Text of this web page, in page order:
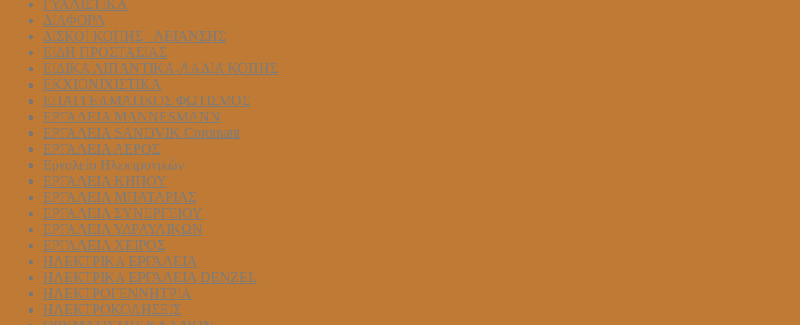
ΓΥΑΛΙΣΤΙΚΑ
ΔΙΑΦΟΡΑ
ΔΙΣΚΟΙ ΚΟΠΗΣ - ΛΕΙΑΝΣΗΣ
ΕΙΔΗ ΠΡΟΣΤΑΣΙΑΣ
ΕΙΔΙΚΑ ΛΙΠΑΝΤΙΚΑ-ΛΑΔΙΑ ΚΟΠΗΣ
ΕΚΧΙΟΝΙΧΙΣΤΙΚΑ
ΕΠΑΓΓΕΛΜΑΤΙΚΟΣ ΦΩΤΙΣΜΟΣ
ΕΡΓΑΛΕΙΑ MANNESMANN
ΕΡΓΑΛΕΙΑ SANDVIK Coromant
ΕΡΓΑΛΕΙΑ ΑΕΡΟΣ
Εργαλεία Ηλεκτρονικών
ΕΡΓΑΛΕΙΑ ΚΗΠΟΥ
ΕΡΓΑΛΕΙΑ ΜΠΑΤΑΡΙΑΣ
ΕΡΓΑΛΕΙΑ ΣΥΝΕΡΓΕΙΟΥ
ΕΡΓΑΛΕΙΑ ΥΔΡΑΥΛΙΚΩΝ
ΕΡΓΑΛΕΙΑ ΧΕΙΡΟΣ
ΗΛΕΚΤΡΙΚΑ ΕΡΓΑΛΕΙΑ
ΗΛΕΚΤΡΙΚΑ ΕΡΓΑΛΕΙΑ DENZEL
ΗΛΕΚΤΡΟΓΕΝΝΗΤΡΙΑ
ΗΛΕΚΤΡΟΚΟΛΗΣΕΙΣ